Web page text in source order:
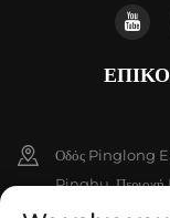
Οδός Pinglong
Pinghu, Περιοχή